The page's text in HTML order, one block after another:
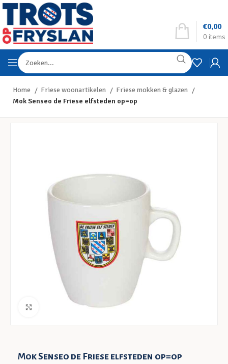
0 items
€0,00
Home Friese woonartikelen
Friese mokken & glazen
Mok Senseo de Friese elfsteden op=op
Klik voor een vergroting
Mok Senseo de Friese elfsteden op=op